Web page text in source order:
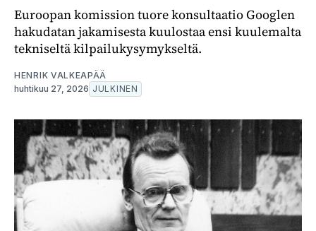
Euroopan komission tuore konsultaatio Googlen
hakudatan jakamisesta kuulostaa ensi kuulemalta
tekniseltä kilpailukysymykseltä.
HENRIK VALKEAPÄÄ
huhtikuu 27, 2026 JULKINEN